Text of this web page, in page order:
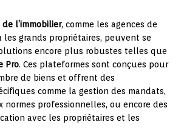
l’immobilier, comme les agences de
les grands propriétaires, peuvent se
encore plus robustes telles que
Pro. Ces plateformes sont conçues pour
de biens et offrent des
comme la gestion des mandats,
normes professionnelles, ou encore des
avec les propriétaires et les